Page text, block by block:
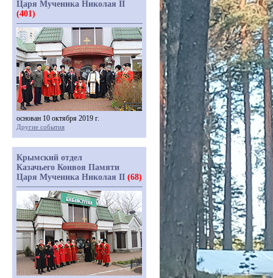
Царя Мученика Николая II
(401)
основан 10 октября 2019 г.
Другие события
Крымский отдел
Казачьего Конвоя Памяти
Царя Мученика Николая II (68)